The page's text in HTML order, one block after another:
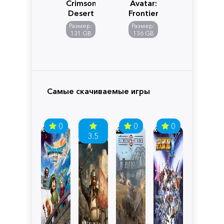
Crimson
Desert
Размер:
131 GB
Avatar:
Frontiers
of
Pandora
Размер:
136 GB
Самые скачиваемые игры
0
3.5
0 0